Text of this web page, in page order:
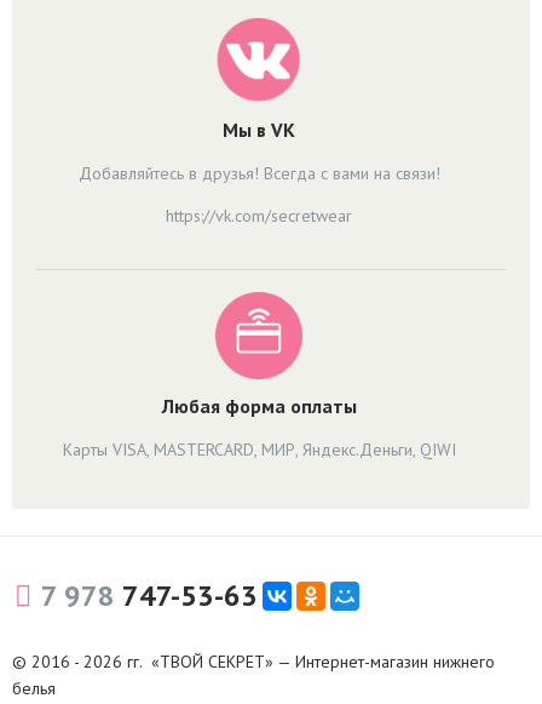
Мы в VK
Добавляйтесь в друзья! Всегда с вами на связи!
https://vk.com/secretwear
Любая форма оплаты
Карты VISA, MASTERCARD, МИР, Яндекс.Деньги, QIWI
7 978 747-53-63
© 2016 - 2026 гг. «ТВОЙ СЕКРЕТ» — Интернет-магазин нижнего
белья